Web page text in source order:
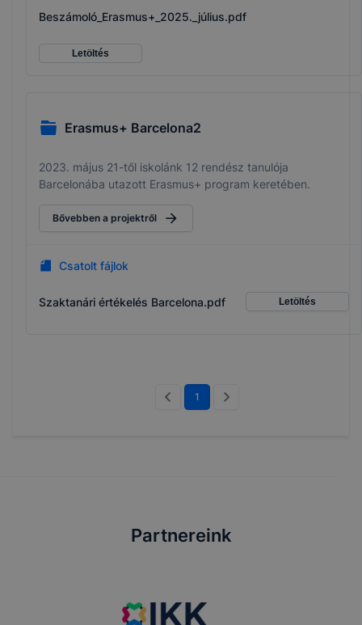
Beszámoló_Erasmus+_2025._július.pdf
Letöltés
Erasmus+ Barcelona2
2023. május 21-től iskolánk 12 rendész tanulója
Barcelonába utazott Erasmus+ program keretében.
Bővebben a projektről
Csatolt fájlok
Szaktanári értékelés Barcelona.pdf Letöltés
1
Partnereink